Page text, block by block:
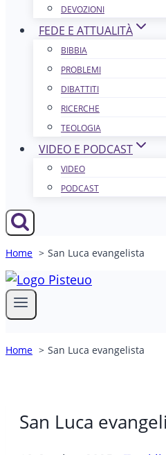
DEVOZIONI
FEDE E ATTUALITÀ
BIBBIA
PROBLEMI
DIBATTITI
RICERCHE
TEOLOGIA
VIDEO E PODCAST
VIDEO
PODCAST
Home San Luca evangelista
Home San Luca evangelista
San Luca